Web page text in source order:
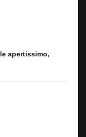
apertissimo,